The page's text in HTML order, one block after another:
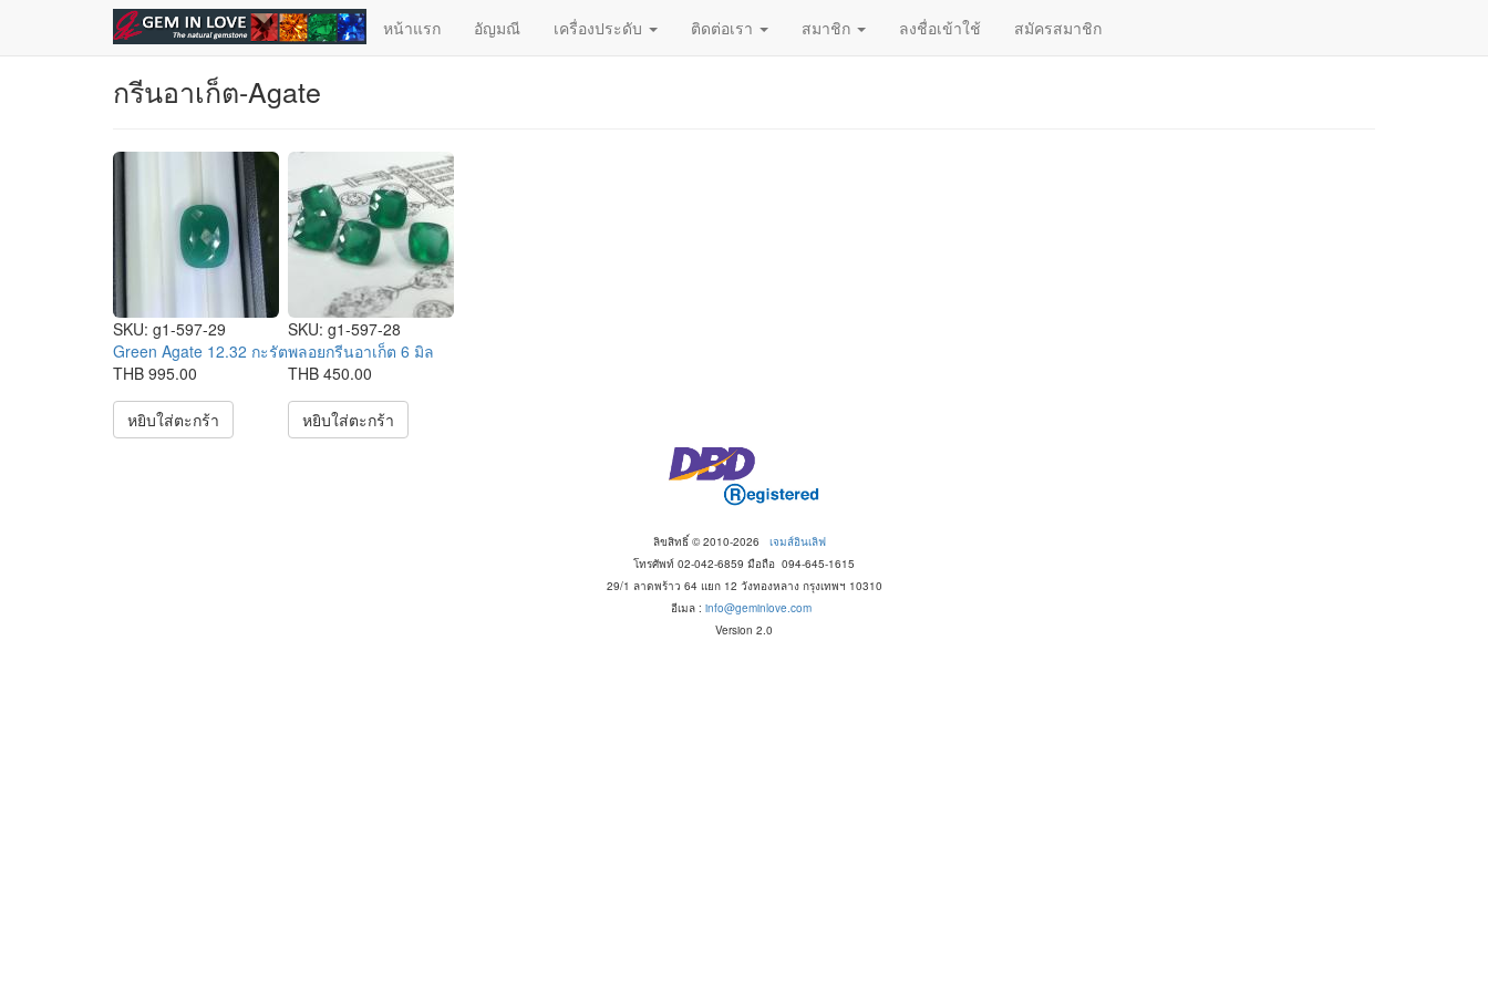
ข้ามไปยังเนื้อหาหลัก
หน้าแรก อัญมณี เครื่องประดับ ติดต่อเรา สมาชิก ลงชื่อเข้าใช้ สมัครสมาชิก
กรีนอาเก็ต-Agate
SKU: g1-597-29
Green Agate 12.32 กะรัต
THB 995.00
หยิบใส่ตะกร้า
SKU: g1-597-28
พลอยกรีนอาเก็ต 6 มิล
THB 450.00
หยิบใส่ตะกร้า
ลิขสิทธิ์ © 2010-2026 เจมส์อินเลิฟ
โทรศัพท์ 02-042-6859 มือถือ 094-645-1615
29/1 ลาดพร้าว 64 แยก 12 วังทองหลาง กรุงเทพฯ 10310
อีเมล : info@geminlove.com
Version 2.0